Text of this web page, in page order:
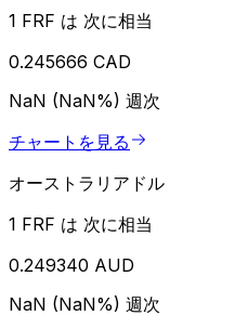
1 FRF は 次に相当
0.245666 CAD
NaN (NaN%) 週次
チャートを見る
オーストラリアドル
1 FRF は 次に相当
0.249340 AUD
NaN (NaN%) 週次